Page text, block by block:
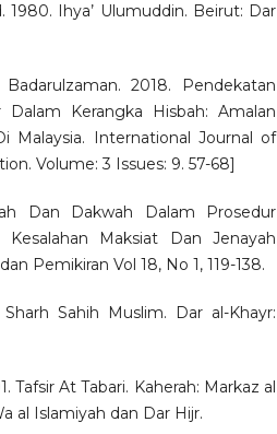
Ihya’ Ulumuddin. Beirut: Dar
2018. Pendekatan
Kerangka Hisbah: Amalan
Malaysia. International Journal of
Volume: 3 Issues: 9. 57-68]
Dan Dakwah Dalam Prosedur
Kesalahan Maksiat Dan Jenayah
Pemikiran Vol 18, No 1, 119-138.
Ѕahih Muslim. Dar al-Khayr:
Tafsir At Tabari. Kaherah: Markaz al
al Islamiyah dan Dar Hijr.